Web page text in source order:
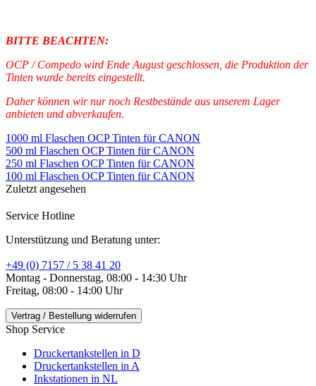
BITTE BEACHTEN:
OCP / Compedo wird Ende August geschlossen, die Produktion der
Tinten wurde bereits eingestellt.
Daher können wir nur noch Restbestände aus unserem Lager
anbieten und abverkaufen.
1000 ml Flaschen OCP Tinten für CANON
500 ml Flaschen OCP Tinten für CANON
250 ml Flaschen OCP Tinten für CANON
100 ml Flaschen OCP Tinten für CANON
Zuletzt angesehen
Service Hotline
Unterstützung und Beratung unter:
+49 (0) 7157 / 5 38 41 20
Montag - Donnerstag, 08:00 - 14:30 Uhr
Freitag, 08:00 - 14:00 Uhr
Vertrag / Bestellung widerrufen
Shop Service
Druckertankstellen in D
Druckertankstellen in A
Inkstationen in NL